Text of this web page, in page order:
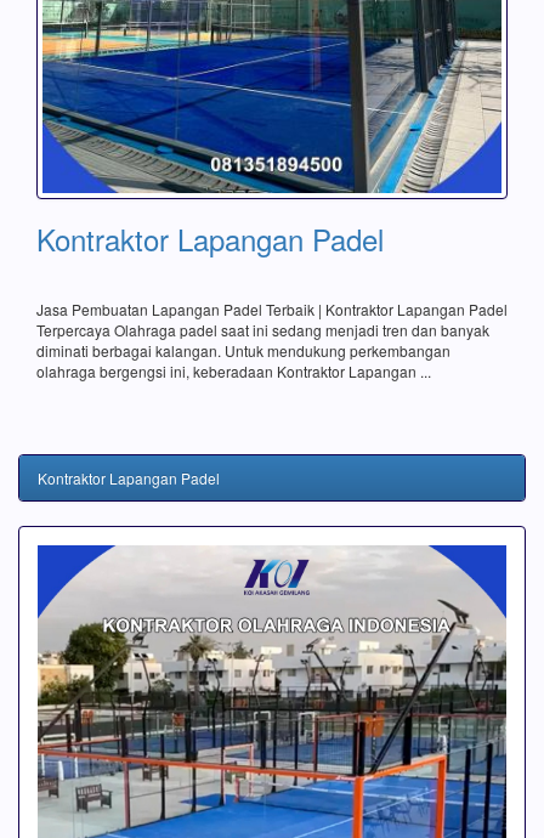
Kontraktor Lapangan Padel
Jasa Pembuatan Lapangan Padel Terbaik | Kontraktor Lapangan Padel
Terpercaya Olahraga padel saat ini sedang menjadi tren dan banyak
diminati berbagai kalangan. Untuk mendukung perkembangan
olahraga bergengsi ini, keberadaan Kontraktor Lapangan ...
Kontraktor Lapangan Padel